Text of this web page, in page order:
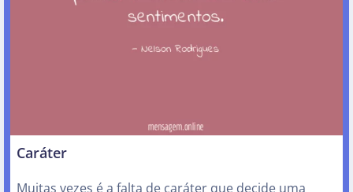
Caráter
Muitas vezes é a falta de caráter que decide uma